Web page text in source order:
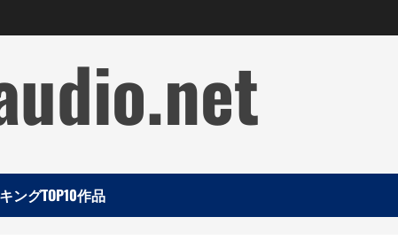
ングTOP10作品